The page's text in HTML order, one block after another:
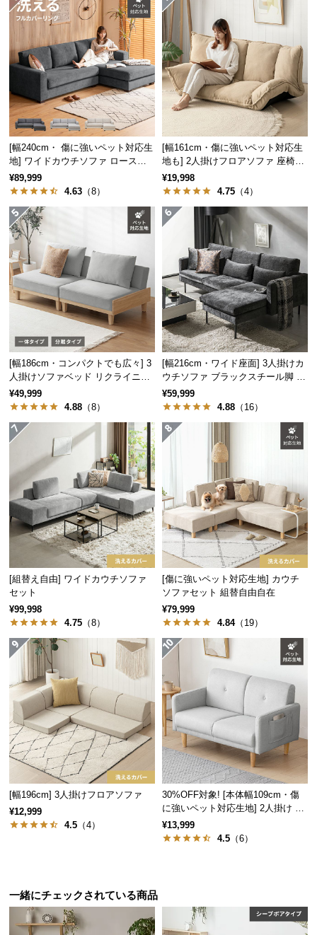
証
に
て
会
員
規
約
に
つ
い
て
サ
ポ
ー
ト
せ
ロ
グ
企
業
o.,
[幅240cm・ 傷に強いペット対応生
地] ワイドカウチソファ ロースタ
イル
¥89,999
4.63 （8）
[幅161cm・傷に強いペット対応生
地も] 2人掛けフロアソファ 座椅子
タイプ リクライニング
¥19,998
4.75 （4）
[幅186cm・コンパクトでも広々] 3
人掛けソファベッド リクライニン
グ 天然木フレーム 北欧
¥49,999
4.88 （8）
[幅216cm・ワイド座面] 3人掛けカ
ウチソファ ブラックスチール脚 L
字 ホテルライク 高級感
¥59,999
4.88 （16）
[組替え自由] ワイドカウチソファ
セット
¥99,998
4.75 （8）
[傷に強いペット対応生地] カウチ
ソファセット 組替自由自在
¥79,999
4.84（19）
[幅196cm] 3人掛けフロアソファ
¥12,999
4.5 （4）
30%OFF対象! [本体幅109cm・傷
に強いペット対応生地] 2人掛け コ
ンパクトソファ ポケット付き
¥13,999
4.5 （6）
一緒にチェックされている商品